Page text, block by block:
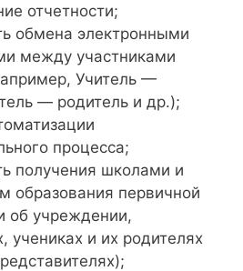
отчетности;
обмена электронными
между участниками
Учитель —
— родитель и др.);
процесса;
получения школами и
образования первичной
об учреждении,
учениках и их родителях